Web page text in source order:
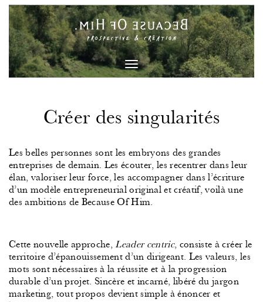
Toggle
navigation
Créer des singularités
Les belles personnes sont les embryons des grandes
entreprises de demain. Les écouter, les recentrer dans leur
élan, valoriser leur force, les accompagner dans l’écriture
d’un modèle entrepreneurial original et créatif, voilà une
des ambitions de Because Of Him.
Cette nouvelle approche,Leader centric, consiste à créer le
territoire d’épanouissement d’un dirigeant. Les valeurs, les
mots sont nécessaires à la réussite et à la progression
durable d’un projet. Sincère et incarné, libéré du jargon
marketing, tout propos devient simple à énoncer et